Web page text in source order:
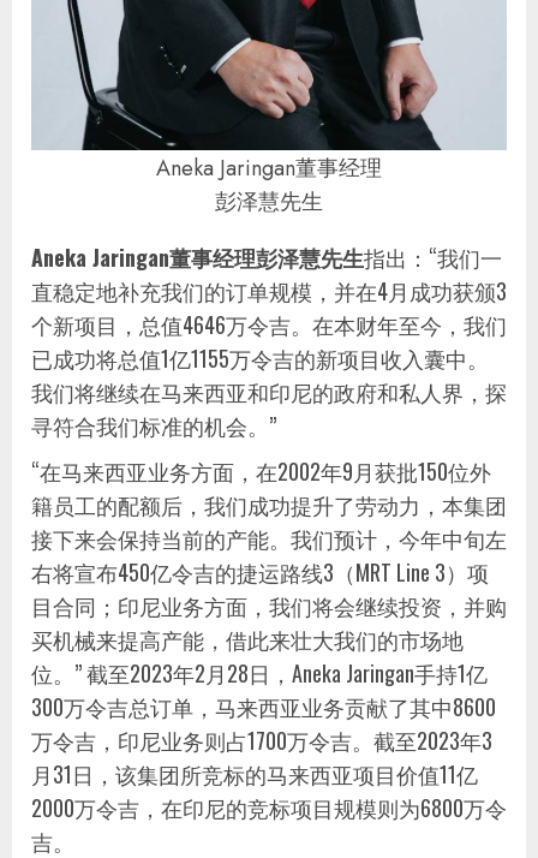
Aneka Jaringan董事经理
彭泽慧先生
Aneka Jaringan董事经理彭泽慧先生指出：“我们一
直稳定地补充我们的订单规模，并在4月成功获颁3
个新项目，总值4646万令吉。在本财年至今，我们
已成功将总值1亿1155万令吉的新项目收入囊中。
我们将继续在马来西亚和印尼的政府和私人界，探
寻符合我们标准的机会。”
“在马来西亚业务方面，在2002年9月获批150位外
籍员工的配额后，我们成功提升了劳动力，本集团
接下来会保持当前的产能。我们预计，今年中旬左
右将宣布450亿令吉的捷运路线3（MRT Line 3）项
目合同；印尼业务方面，我们将会继续投资，并购
买机械来提高产能，借此来壮大我们的市场地
位。” 截至2023年2月28日，Aneka Jaringan手持1亿
300万令吉总订单，马来西亚业务贡献了其中8600
万令吉，印尼业务则占1700万令吉。截至2023年3
月31日，该集团所竞标的马来西亚项目价值11亿
2000万令吉，在印尼的竞标项目规模则为6800万令
吉。